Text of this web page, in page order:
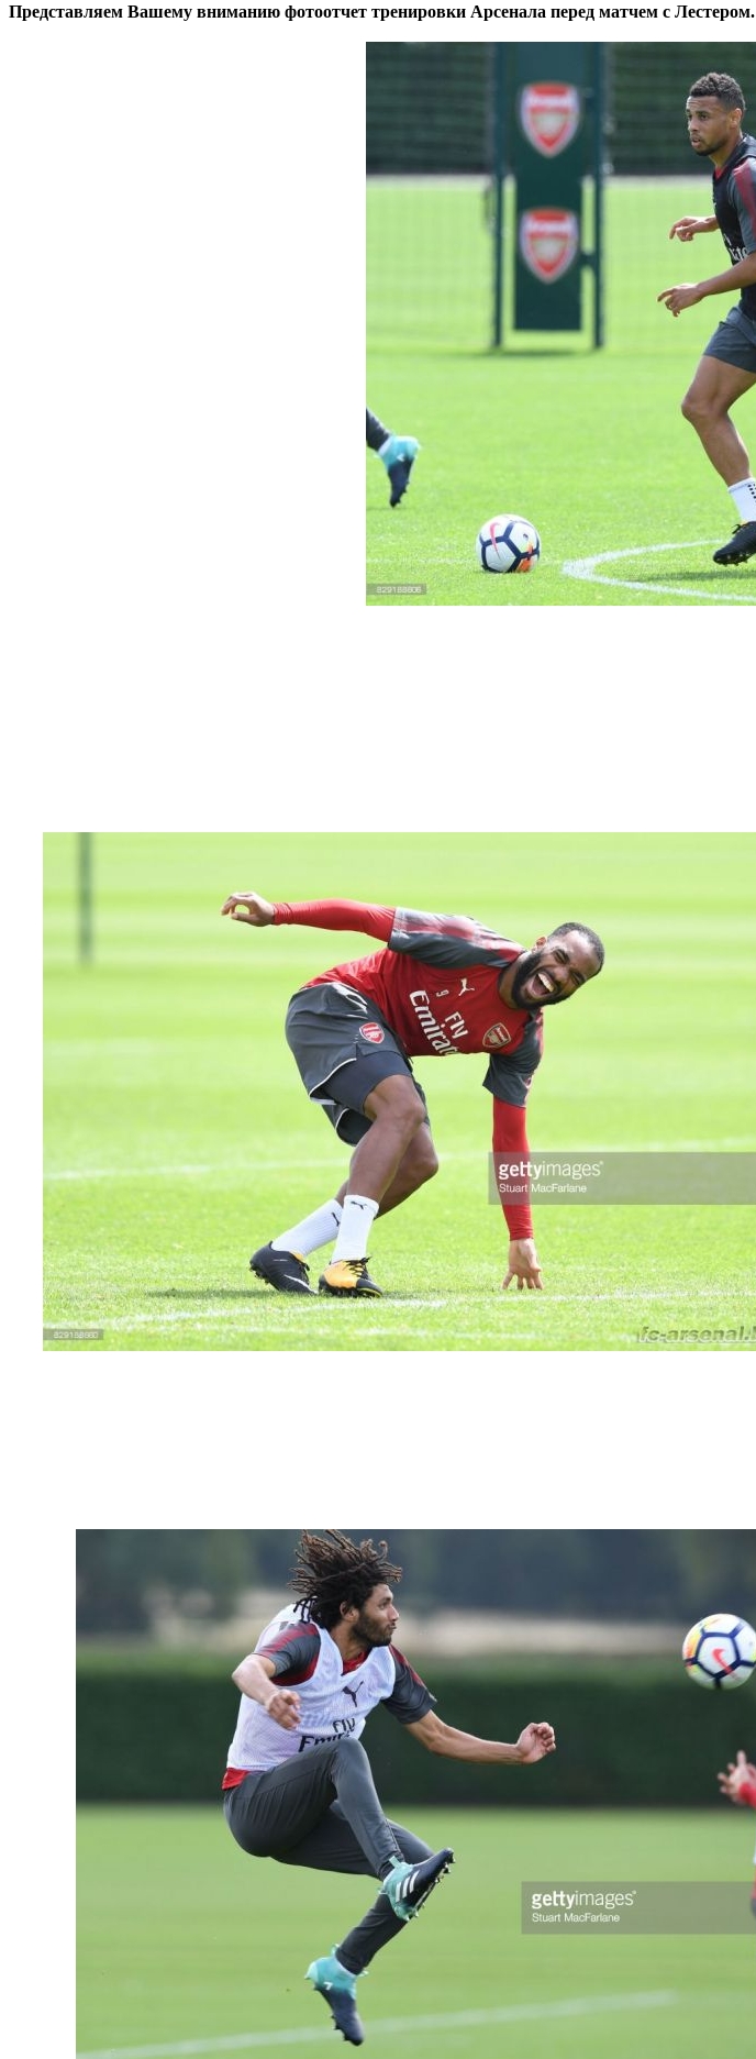
Представляем Вашему вниманию фотоотчет тренировки Арсенала перед матчем с Лестером.